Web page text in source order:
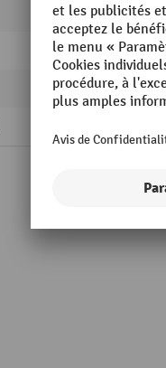
750 kg
1600 mm
1000 mm